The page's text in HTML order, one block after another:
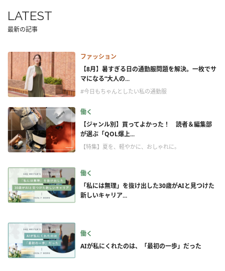
LATEST
最新の記事
ファッション
【8月】暑すぎる日の通勤服問題を解決。一枚でサ
マになる“大人の...
#今日もちゃんとしたい私の通勤服
働く
【ジャンル別】買ってよかった！ 読者＆編集部
が選ぶ「QOL爆上...
【特集】夏を、軽やかに、おしゃれに。
働く
「私には無理」を抜け出した30歳がAIと見つけた
新しいキャリア...
働く
AIが私にくれたのは、「最初の一歩」だった